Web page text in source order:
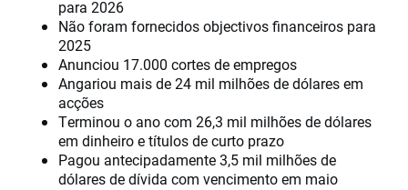
para 2026
Não foram fornecidos objectivos financeiros para
2025
Anunciou 17.000 cortes de empregos
Angariou mais de 24 mil milhões de dólares em
acções
Terminou o ano com 26,3 mil milhões de dólares
em dinheiro e títulos de curto prazo
Pagou antecipadamente 3,5 mil milhões de
dólares de dívida com vencimento em maio